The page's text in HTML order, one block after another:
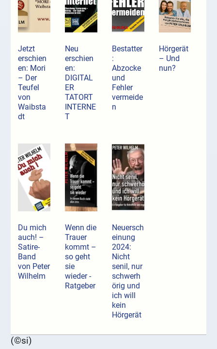
Jetzt
erschien
en: Mori
– Der
Teufel
von
Waibsta
dt
Neu
erschien
en:
DIGITAL
ER
TATORT
INTERNE
T
Bestatter
:
Abzocke
und
Fehler
vermeide
n
Hörgerät
– Und
nun?
Du mich
auch! –
Satire-
Band
von Peter
Wilhelm
Wenn die
Trauer
kommt –
so geht
sie
wieder -
Ratgeber
Neuersch
einung
2024:
Nicht
senil, nur
schwerh
örig und
ich will
kein
Hörgerät
(©si)